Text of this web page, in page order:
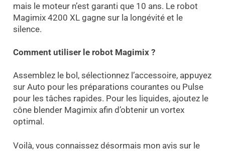
mais le moteur n’est garanti que 10 ans. Le robot
Magimix 4200 XL gagne sur la longévité et le
silence.
Comment utiliser le robot Magimix ?
Assemblez le bol, sélectionnez l’accessoire, appuyez
sur Auto pour les préparations courantes ou Pulse
pour les tâches rapides. Pour les liquides, ajoutez le
cône blender Magimix afin d’obtenir un vortex
optimal.
Voilà, vous connaissez désormais mon avis sur le